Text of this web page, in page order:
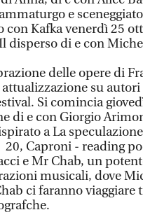
e
con Kafka venerdì 25
disperso di e con
delle opere di
su
Si comincia
di e con Giorgio
a La
Caproni - reading
e Mr Chab, un
musicali, dove
ci faranno viaggiare